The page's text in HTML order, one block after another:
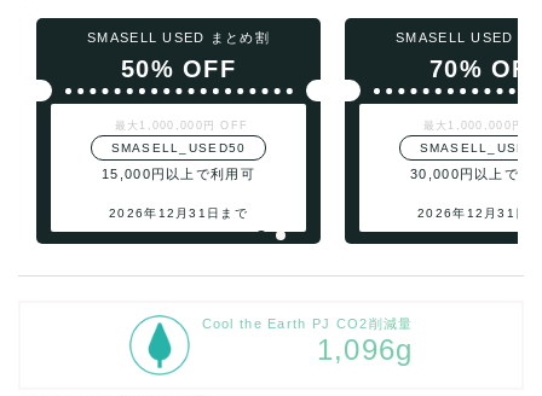
SMASELL USED まとめ割
50% OFF
最大1,000,000円 OFF
SMASELL_USED50
15,000円以上で利用可
2026年12月31日まで
SMASELL USED ま
70%
最大1,000,000円
30,000円以上で利
2026年12月31日
Cool the Earth PJ CO2削減量
1,096g